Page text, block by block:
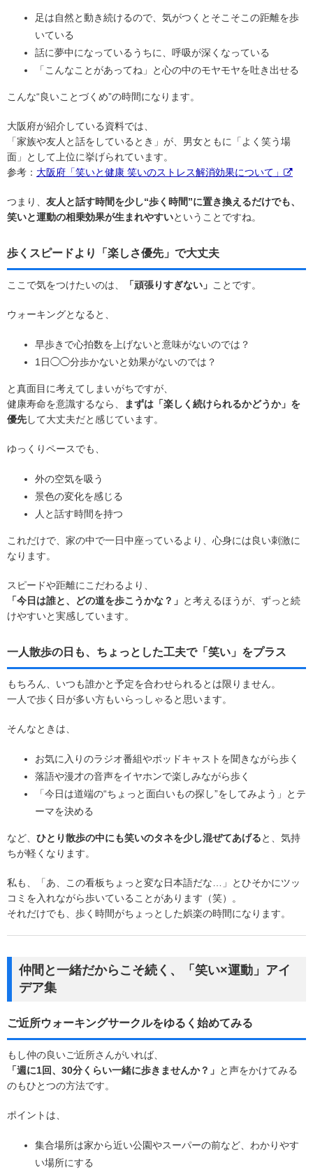
足は自然と動き続けるので、気がつくとそこそこの距離を歩
いている
話に夢中になっているうちに、呼吸が深くなっている
「こんなことがあってね」と心の中のモヤモヤを吐き出せる
こんな“良いことづくめ”の時間になります。
大阪府が紹介している資料では、
「家族や友人と話をしているとき」が、男女ともに「よく笑う場
面」として上位に挙げられています。
参考： 大阪府「笑いと健康 笑いのストレス解消効果について」
つまり、 友人と話す時間を少し“歩く時間”に置き換えるだけでも、
笑いと運動の相乗効果が生まれやすいということですね。
歩くスピードより「楽しさ優先」で大丈夫
ここで気をつけたいのは、 「頑張りすぎない」 ことです。
ウォーキングとなると、
早歩きで心拍数を上げないと意味がないのでは？
1日◯◯分歩かないと効果がないのでは？
と真面目に考えてしまいがちですが、
健康寿命を意識するなら、
まずは「楽しく続けられるかどうか」を
優先して大丈夫だと感じています。
ゆっくりペースでも、
外の空気を吸う
景色の変化を感じる
人と話す時間を持つ
これだけで、家の中で一日中座っているより、心身には良い刺激に
なります。
スピードや距離にこだわるより、
「今日は誰と、どの道を歩こうかな？」 と考えるほうが、ずっと続
けやすいと実感しています。
一人散歩の日も、ちょっとした工夫で「笑い」をプラス
もちろん、いつも誰かと予定を合わせられるとは限りません。
一人で歩く日が多い方もいらっしゃると思います。
そんなときは、
お気に入りのラジオ番組やポッドキャストを聞きながら歩く
落語や漫才の音声をイヤホンで楽しみながら歩く
「今日は道端の“ちょっと面白いもの探し”をしてみよう」とテ
ーマを決める
など、 ひとり散歩の中にも笑いのタネを少し混ぜてあげると、気持
ちが軽くなります。
私も、「あ、この看板ちょっと変な日本語だな…」とひそかにツッ
コミを入れながら歩いていることがあります（笑）。
それだけでも、歩く時間がちょっとした娯楽の時間になります。
仲間と一緒だからこそ続く、「笑い×運動」アイ
デア集
ご近所ウォーキングサークルをゆるく始めてみる
もし仲の良いご近所さんがいれば、
「週に1回、30分くらい一緒に歩きませんか？」 と声をかけてみる
のもひとつの方法です。
ポイントは、
集合場所は家から近い公園やスーパーの前など、わかりやす
い場所にする